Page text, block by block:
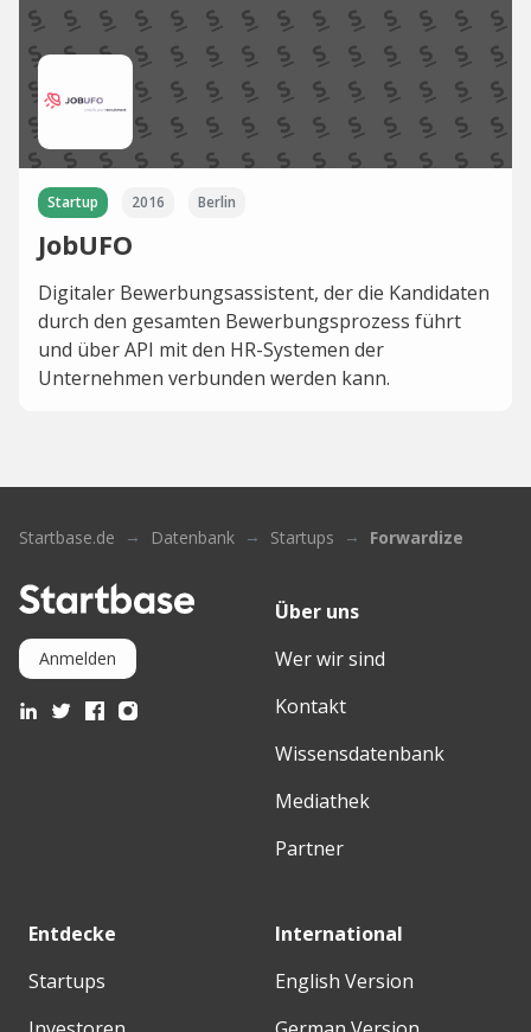
Startup 2016 Berlin
JobUFO
Digitaler Bewerbungsassistent, der die Kandidaten
durch den gesamten Bewerbungsprozess führt
und über API mit den HR-Systemen der
Unternehmen verbunden werden kann.
Startbase.de Datenbank Startups Forwardize
Anmelden
Über uns
Wer wir sind
Kontakt
Wissensdatenbank
Mediathek
Partner
Entdecke
Startups
International
English Version